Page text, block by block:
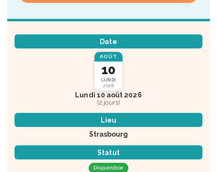
Date
AOÛT
10
LUNDI
2026
Lundi 10 août 2026
(2 jours)
Lieu
Strasbourg
Statut
Disponible